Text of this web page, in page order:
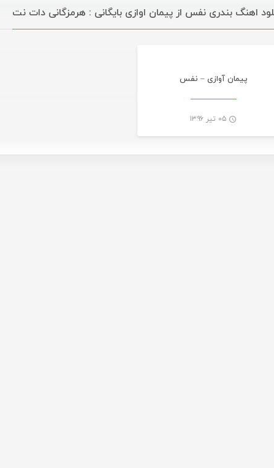
اهنگ بندری نفس از پیمان اوازی بایگانی : هرمزگانی دات نت
موسیقی
پیمان آوازی – نفس
۰۵ تیر ۱۳۹۶